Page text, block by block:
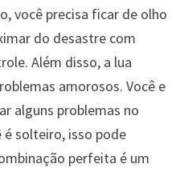
você precisa ficar de olho
do desastre com
Além disso, a lua
amorosos. Você e
alguns problemas no
é solteiro, isso pode
perfeita é um